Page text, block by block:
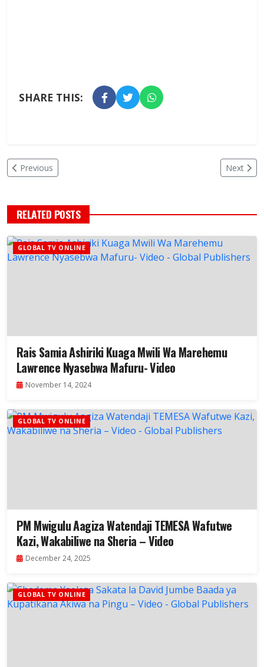
SHARE THIS:
Previous Next
RELATED POSTS
GLOBAL TV ONLINE
Rais Samia Ashiriki Kuaga Mwili Wa Marehemu
Lawrence Nyasebwa Mafuru- Video
November 14, 2024
GLOBAL TV ONLINE
PM Mwigulu Aagiza Watendaji TEMESA Wafutwe
Kazi, Wakabiliwe na Sheria – Video
December 24, 2025
GLOBAL TV ONLINE